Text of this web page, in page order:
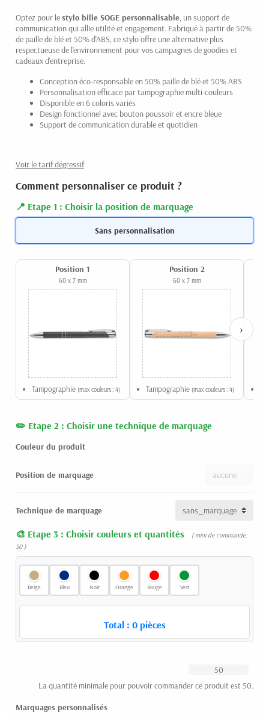
Optez pour lestylo bille SOGE personnalisable , un support de
communication qui allie utilité et engagement. Fabriqué à partir de 50%
de paille de blé et 50% d'ABS, ce stylo offre une alternative plus
respectueuse de l'environnement pour vos campagnes de goodies et
cadeaux d'entreprise.
Conception éco-responsable en 50% paille de blé et 50% ABS
Personnalisation efficace par tampographie multi-couleurs
Disponible en 6 coloris variés
Design fonctionnel avec bouton poussoir et encre bleue
Support de communication durable et quotidien
Voir le tarif dégressif
Comment personnaliser ce produit ?
Etape 1 : Choisir la position de marquage
Sans personnalisation
Position 1
60 x 7 mm
Tampographie (max couleurs : 4)
Position 2
60 x 7 mm
Tampographie (max couleurs : 4)
›
Etape 2 : Choisir une technique de marquage
Couleur du produit
Position de marquage
Technique de marquage
Etape 3 : Choisir couleurs et quantités
( mini de commande:
50 )
Beige Bleu Noir Orange Rouge Vert
Total : 0pièces
La quantité minimale pour pouvoir commander ce produit est 50.
Marquages personnalisés